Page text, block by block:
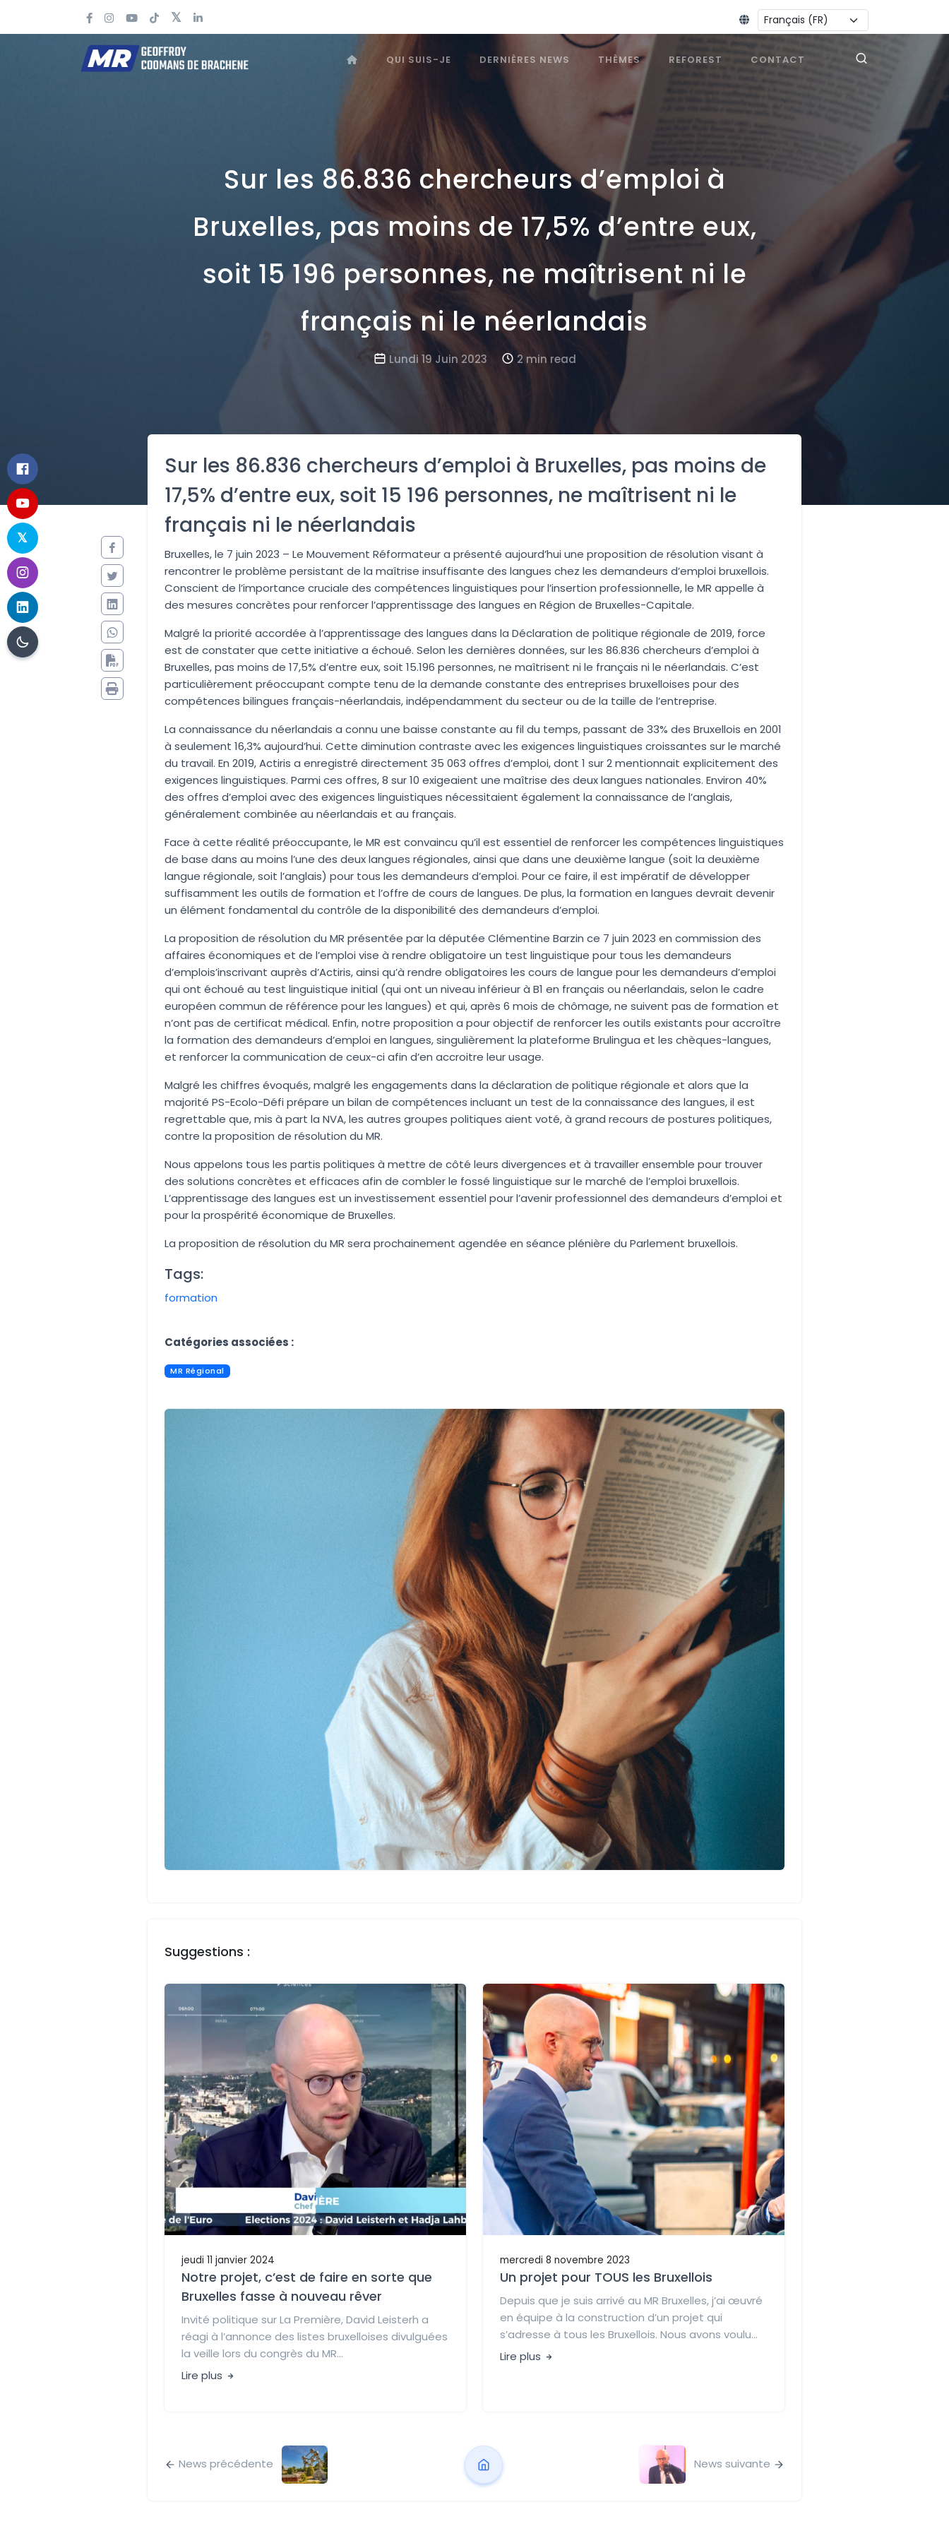
Changer la langue :
QUI SUIS-JE DERNIÈRES NEWS THÈMES REFOREST CONTACT
Sur les 86.836 chercheurs d’emploi à
Bruxelles, pas moins de 17,5% d’entre eux,
soit 15 196 personnes, ne maîtrisent ni le
français ni le néerlandais
Lundi 19 Juin 2023 2 min read
Sur les 86.836 chercheurs d’emploi à Bruxelles, pas moins de
17,5% d’entre eux, soit 15 196 personnes, ne maîtrisent ni le
français ni le néerlandais
Bruxelles, le 7 juin 2023 – Le Mouvement Réformateur a présenté aujourd’hui une proposition de résolution visant à
rencontrer le problème persistant de la maîtrise insuffisante des langues chez les demandeurs d’emploi bruxellois.
Conscient de l’importance cruciale des compétences linguistiques pour l’insertion professionnelle, le MR appelle à
des mesures concrètes pour renforcer l’apprentissage des langues en Région de Bruxelles-Capitale.
Malgré la priorité accordée à l’apprentissage des langues dans la Déclaration de politique régionale de 2019, force
est de constater que cette initiative a échoué. Selon les dernières données,sur les 86.836 chercheurs d’emploi à
Bruxelles, pas moins de 17,5% d’entre eux, soit 15.196 personnes, ne maîtrisent ni le français ni le néerlandais. C’est
particulièrement préoccupant compte tenu de la demande constante des entreprises bruxelloises pour des
compétences bilingues français-néerlandais, indépendamment du secteur ou de la taille de l’entreprise.
La connaissance du néerlandais a connu une baisse constante au fil du temps, passant de 33% des Bruxellois en 2001
à seulement 16,3% aujourd’hui. Cette diminution contraste avec les exigences linguistiques croissantes sur le marché
du travail. En 2019, Actiris a enregistré directement 35 063 offres d’emploi, dont 1 sur 2 mentionnait explicitement des
exigences linguistiques. Parmi ces offres, 8 sur 10 exigeaient une maîtrise des deux langues nationales. Environ 40%
des offres d’emploi avec des exigences linguistiques nécessitaient également la connaissance de l’anglais,
généralement combinée au néerlandais et au français.
Face à cette réalité préoccupante,le MR est convaincu qu’il est essentiel de renforcer les compétences linguistiques
de base dans au moins l’une des deux langues régionales, ainsi que dans une deuxième langue (soit la deuxième
langue régionale, soit l’anglais) pour tous les demandeurs d’emploi. Pour ce faire, il est impératif de développer
suffisamment les outils de formation et l’offre de cours de langues. De plus, la formation en langues devrait devenir
un élément fondamental du contrôle de la disponibilité des demandeurs d’emploi.
La proposition de résolution du MR présentée par la députée Clémentine Barzin ce 7 juin 2023 en commission des
affaires économiques et de l’emploi vise à rendre obligatoire un test linguistique pour tous les demandeurs
d’emplois’inscrivant auprès d’Actiris, ainsi qu’à rendre obligatoires les cours de langue pour les demandeurs d’emploi
qui ont échoué au test linguistique initial (qui ont un niveau inférieur à B1 en français ou néerlandais, selon le cadre
européen commun de référence pour les langues) et qui, après 6 mois de chômage, ne suivent pas de formation et
n’ont pas de certificat médical. Enfin, notre proposition a pour objectif de renforcer les outils existants pour accroître
la formation des demandeurs d’emploi en langues, singulièrement la plateforme Brulingua et les chèques-langues,
et renforcer la communication de ceux-ci afin d’en accroitre leur usage.
Malgré les chiffres évoqués, malgré les engagements dans la déclaration de politique régionale et alors que la
majorité PS-Ecolo-Défi prépare un bilan de compétences incluant un test de la connaissance des langues, il est
regrettable que, mis à part la NVA, les autres groupes politiques aient voté, à grand recours de postures politiques,
contre la proposition de résolution du MR.
Nous appelons tous les partis politiques à mettre de côté leurs divergences et à travailler ensemble pour trouver
des solutions concrètes et efficaces afin de combler le fossé linguistique sur le marché de l’emploi bruxellois.
L’apprentissage des langues est un investissement essentiel pour l’avenir professionnel des demandeurs d’emploi et
pour la prospérité économique de Bruxelles.
La proposition de résolution du MR sera prochainement agendée en séance plénière du Parlement bruxellois.
Tags:
formation
Catégories associées :
MR Régional
Suggestions :
jeudi 11 janvier 2024
Notre projet, c’est de faire en sorte que
Bruxelles fasse à nouveau rêver
Invité politique sur La Première, David Leisterh a
réagi à l’annonce des listes bruxelloises divulguées
la veille lors du congrès du MR...
Lire plus
mercredi 8 novembre 2023
Un projet pour TOUS les Bruxellois
Depuis que je suis arrivé au MR Bruxelles, j’ai œuvré
en équipe à la construction d’un projet qui
s’adresse à tous les Bruxellois. Nous avons voulu...
Lire plus
News précédente News suivante